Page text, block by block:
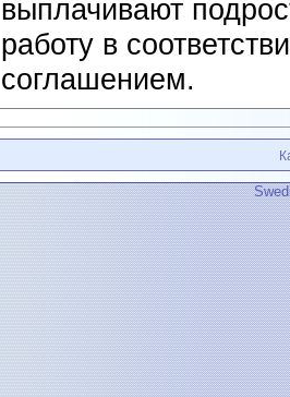
выплачивают
работу в
соглашением.